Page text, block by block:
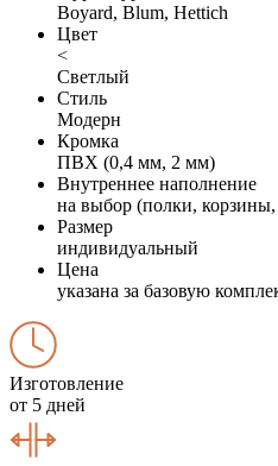
Boyard, Blum, Hettich
Цвет
<
Светлый
Стиль
Модерн
Кромка
ПВХ (0,4 мм, 2 мм)
Внутреннее наполнение
на выбор (полки,
Размер
индивидуальный
Цена
указана за базовую
Изготовление
от 5 дней